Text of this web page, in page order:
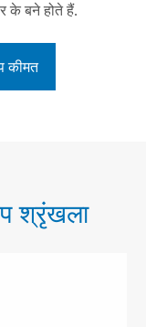
के बने होते हैं.
कीमत
श्रृंखला